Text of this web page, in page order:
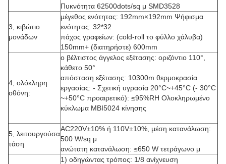
Πυκνότητα 62500dots/sq μ SMD3528
3, κιβώτιο
μονάδων
μέγεθος ενότητας: 192mm×192mm Ψήφισμα
ενότητας: 32*32
πάχος γραφείων: (cold-roll το φύλλο χάλυβα)
150mm+ (διατηρήστε) 600mm
4, ολόκληρη
οθόνη:
ο βέλτιστος άγγελος εξέτασης: οριζόντιο 110°,
κάθετο 50°
απόσταση εξέτασης: 10300m θερμοκρασία
εργασίας: - Σχετική υγρασία 20°C~+45°C (- 30°C
~+50°C προαιρετικό): ≤95%RH Ολοκληρωμένο
κύκλωμα MBI5024 κίνησης
5, λειτουργούσα
τάση
AC220V±10% ή 110V±10%, μέση κατανάλωση:
500 W/sq μ
ανώτατη κατανάλωση: ≤650 W τετράγωνο μ
1) οδηγώντας τρόπος: 1/8 ανίχνευση